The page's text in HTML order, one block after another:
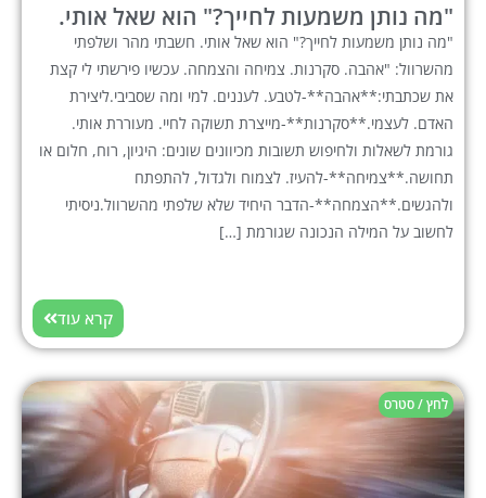
"מה נותן משמעות לחייך?" הוא שאל אותי.
"מה נותן משמעות לחייך?" הוא שאל אותי. חשבתי מהר ושלפתי
מהשרוול: "אהבה. סקרנות. צמיחה והצמחה. עכשיו פירשתי לי קצת
את שכתבתי:**אהבה**-לטבע. לעננים. למי ומה שסביבי.ליצירת
האדם. לעצמי.**סקרנות**-מייצרת תשוקה לחיי. מעוררת אותי.
גורמת לשאלות ולחיפוש תשובות מכיוונים שונים: היגיון, רוח, חלום או
תחושה.**צמיחה**-להעיז. לצמוח ולגדול, להתפתח
ולהגשים.**הצמחה**-הדבר היחיד שלא שלפתי מהשרוול.ניסיתי
לחשוב על המילה הנכונה שגורמת […]
קרא עוד
לחץ / סטרס